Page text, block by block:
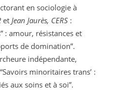
en sociologie à
et Jean Jaurès, CERS:
: amour, résistances et
de domination”.
indépendante,
minoritaires trans’ :
aux soins et à soi”.